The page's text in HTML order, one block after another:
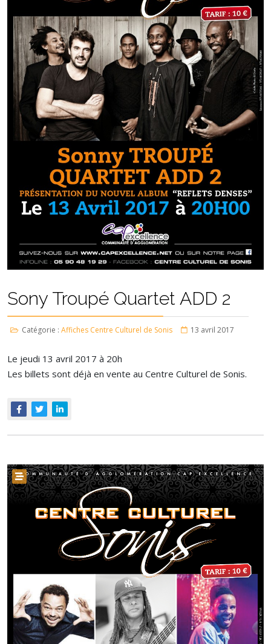
Sony Troupé Quartet ADD 2
Catégorie : Affiches Centre Culturel de Sonis 13 avril 2017
Le jeudi 13 avril 2017 à 20h
Les billets sont déjà en vente au Centre Culturel de Sonis.